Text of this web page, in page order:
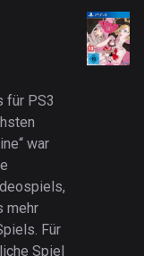
für PS3
war
mehr
Für
Spiel